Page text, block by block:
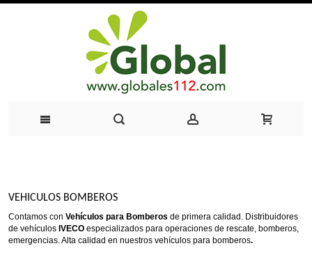
VEHICULOS BOMBEROS
Contamos con Vehículos para Bomberos de primera calidad. Distribuidores
de vehículos IVECO especializados para operaciones de rescate, bomberos,
emergencias. Alta calidad en nuestros vehículos para bomberos.